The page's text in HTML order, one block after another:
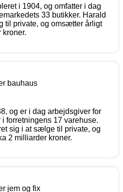
i 1904, og omfatter i dag
33 butikker. Harald
til private, og omsætter årligt
kroner.
og er i dag arbejdsgiver for
forretningens 17 varehuse.
sig i at sælge til private, og
2 milliarder kroner.